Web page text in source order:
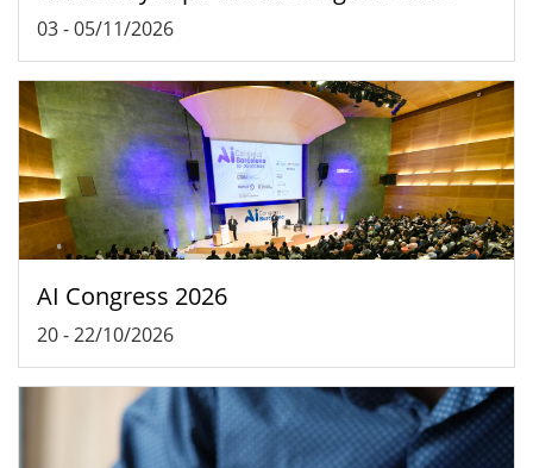
03-05/11/2026
AI Congress 2026
20-22/10/2026